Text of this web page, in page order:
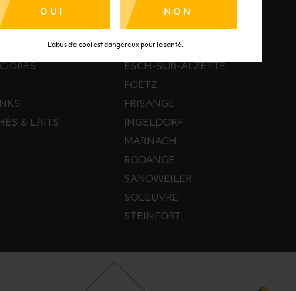
OUI NON
L’abus d’alcool est dangereux pour la santé.
& LAITS
NOS MAGASINS
BERTRANGE
BETTEMBOURG
ESCH-SUR-ALZETTE
FOETZ
FRISANGE
INGELDORF
MARNACH
RODANGE
SANDWEILER
SOLEUVRE
STEINFORT